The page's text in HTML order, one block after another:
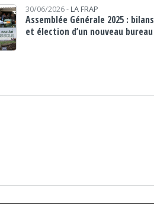
30/06/2026 - LA FRAP
Assemblée Générale 2025 : bilans
et élection d’un nouveau bureau